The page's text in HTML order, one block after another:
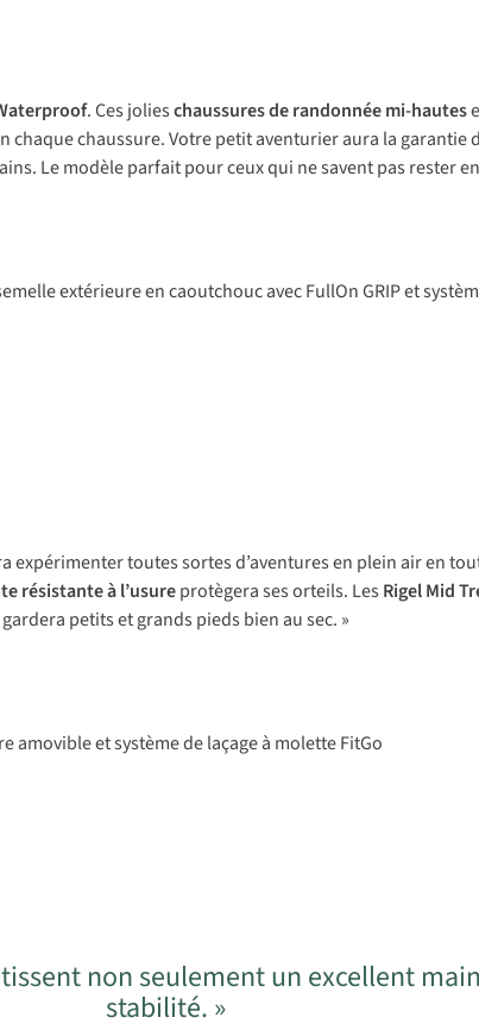
. Ces jolieschaussures de randonnée mi-hautes
chaque chaussure. Votre petit aventurier aura la garantie
Le modèle parfait pour ceux qui ne savent pas rester
melleextérieureencaoutchoucavecFullOnGRIPetsy
expérimenter toutes sortes d’aventures en plein air en
résistante à l’usureprotègera ses orteils. Les Rigel Mid
petits et grands pieds bien au sec. »
amovibleetsystèmedelaçageà molette FitGo
non seulement un excellent
stabilité. »